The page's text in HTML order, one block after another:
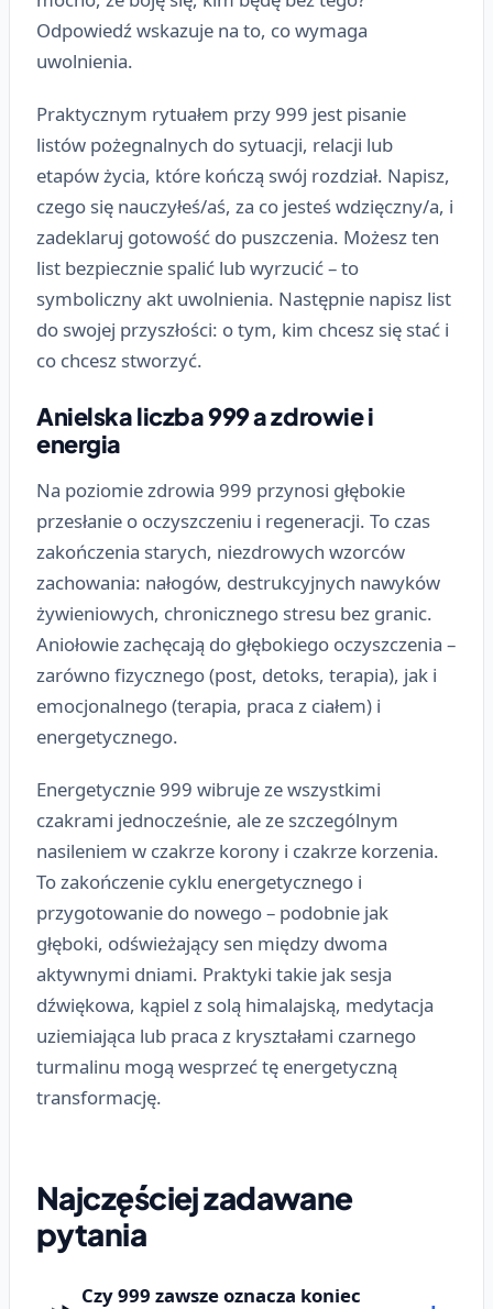
Odpowiedź wskazuje na to, co wymaga
uwolnienia.
Praktycznym rytuałem przy 999 jest pisanie
listów pożegnalnych do sytuacji, relacji lub
etapów życia, które kończą swój rozdział. Napisz,
czego się nauczyłeś/aś, za co jesteś wdzięczny/a, i
zadeklaruj gotowość do puszczenia. Możesz ten
list bezpiecznie spalić lub wyrzucić – to
symboliczny akt uwolnienia. Następnie napisz list
do swojej przyszłości: o tym, kim chcesz się stać i
co chcesz stworzyć.
Anielska liczba 999 a zdrowie i
energia
Na poziomie zdrowia 999 przynosi głębokie
przesłanie o oczyszczeniu i regeneracji. To czas
zakończenia starych, niezdrowych wzorców
zachowania: nałogów, destrukcyjnych nawyków
żywieniowych, chronicznego stresu bez granic.
Aniołowie zachęcają do głębokiego oczyszczenia –
zarówno fizycznego (post, detoks, terapia), jak i
emocjonalnego (terapia, praca z ciałem) i
energetycznego.
Energetycznie 999 wibruje ze wszystkimi
czakrami jednocześnie, ale ze szczególnym
nasileniem w czakrze korony i czakrze korzenia.
To zakończenie cyklu energetycznego i
przygotowanie do nowego – podobnie jak
głęboki, odświeżający sen między dwoma
aktywnymi dniami. Praktyki takie jak sesja
dźwiękowa, kąpiel z solą himalajską, medytacja
uziemiająca lub praca z kryształami czarnego
turmalinu mogą wesprzeć tę energetyczną
transformację.
Najczęściej zadawane
pytania
Czy 999 zawsze oznacza koniec